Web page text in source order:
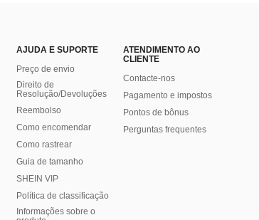
AJUDA E SUPORTE
Preço de envio
Direito de
Resolução/Devoluções
Reembolso
Como encomendar
Como rastrear
Guia de tamanho
SHEIN VIP
Política de classificação
​Informações sobre o
ATENDIMENTO AO
CLIENTE
Contacte-nos
Pagamento e impostos
Pontos de bônus
Perguntas frequentes